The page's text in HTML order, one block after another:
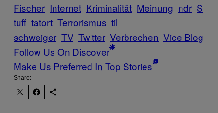
Fischer Internet Kriminalität Meinung ndr S
tuff tatort Terrorismus til
schweiger TV Twitter Verbrechen Vice Blog
Follow Us On Discover
Make Us Preferred In Top Stories
Share: